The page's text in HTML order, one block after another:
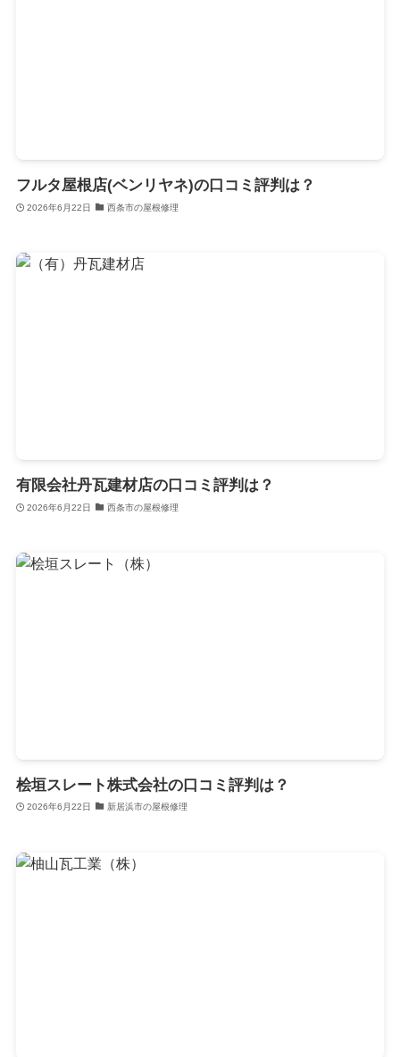
フルタ屋根店(ベンリヤネ)の口コミ評判は？
2026年6月22日 西条市の屋根修理
有限会社丹瓦建材店の口コミ評判は？
2026年6月22日 西条市の屋根修理
桧垣スレート株式会社の口コミ評判は？
2026年6月22日 新居浜市の屋根修理